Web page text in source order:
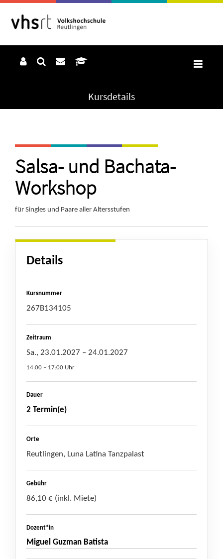
Kursdetails
Salsa- und Bachata-
Workshop
für Singles und Paare aller Altersstufen
Details
Kursnummer
267B134105
Zeitraum
Sa., 23.01.2027 – 24.01.2027
14:00 – 17:00 Uhr
Dauer
2 Termin(e)
Orte
Reutlingen, Luna Latina Tanzpalast
Gebühr
86,10 € (inkl. Miete)
Dozent*in
Miguel Guzman Batista